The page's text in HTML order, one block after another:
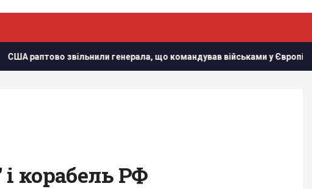
генерала, що командував військами у Європі У
корабель РФ